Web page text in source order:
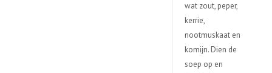
wat zout, peper,
kerrie,
nootmuskaat en
komijn. Dien de
soep op en